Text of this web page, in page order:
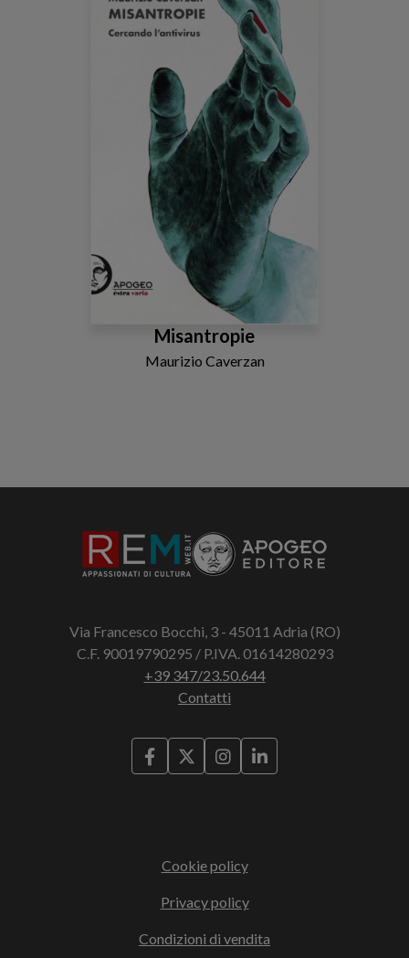
Misantropie
Maurizio Caverzan
Via Francesco Bocchi, 3 - 45011 Adria (RO)
C.F. 90019790295 / P.IVA. 01614280293
+39 347/23.50.644
Contatti
Cookie policy
Privacy policy
Condizioni di vendita